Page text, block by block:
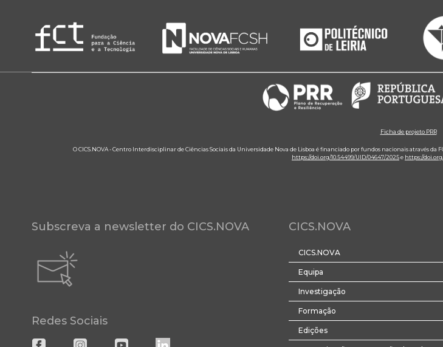
Ficha de projeto PRR
O CICS.NOVA - Centro Interdisciplinar de Ciências Sociais da Universidade Nova de Lisboa é financiado por fundos nacionais através da
https://doi.org/10.54499/UID/04647/2025e https://
Subscreva a newsletter do CICS.NOVA
Redes Sociais
CICS.NOVA
CICS.NOVA
Equipa
Investigação
Formação
Edições